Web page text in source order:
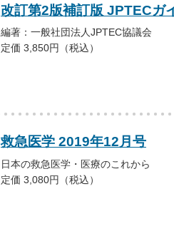
改訂第2版補訂版 JPTECガ
編著：一般社団法人JPTEC協議会
定価 3,850円（税込）
救急医学 2019年12月号
日本の救急医学・医療のこれから
定価 3,080円（税込）